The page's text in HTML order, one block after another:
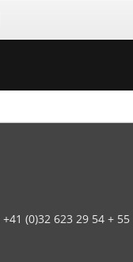
(0)32 623 29 54 + 55